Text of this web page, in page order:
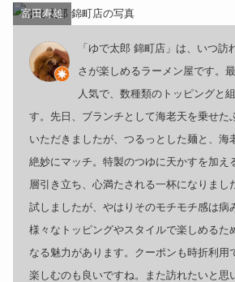
富田寿雄
「ゆで太郎 錦町店」は、いつ訪
さが楽しめるラーメン屋です。
人気で、数種類のトッピングと
す。先日、ブランチとして海老天を乗せた
いただきましたが、つるっとした麺と、海
絶妙にマッチ。特製のつゆに天かすを加え
層引き立ち、心満たされる一杯になりまし
試しましたが、やはりそのモチモチ感は病
様々なトッピングやスタイルで楽しめるた
なる魅力があります。クーポンも時折利用
楽しむのも良いですね。また訪れたいと思